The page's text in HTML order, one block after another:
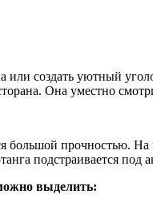
или создать уютный
Она уместно
большой прочностью.
подстраивается под
выделить: